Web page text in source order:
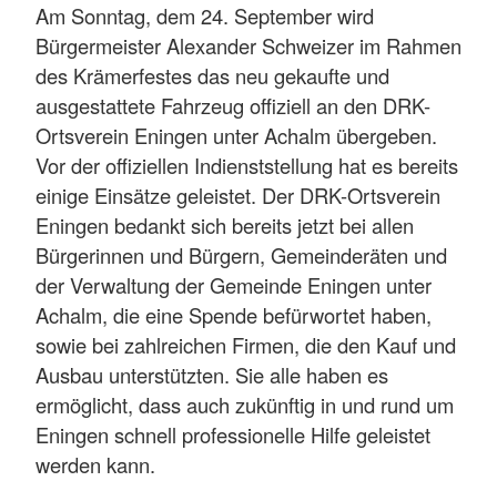
Am Sonntag, dem 24. September wird
Bürgermeister Alexander Schweizer im Rahmen
des Krämerfestes das neu gekaufte und
ausgestattete Fahrzeug offiziell an den DRK-
Ortsverein Eningen unter Achalm übergeben.
Vor der offiziellen Indienststellung hat es bereits
einige Einsätze geleistet. Der DRK-Ortsverein
Eningen bedankt sich bereits jetzt bei allen
Bürgerinnen und Bürgern, Gemeinderäten und
der Verwaltung der Gemeinde Eningen unter
Achalm, die eine Spende befürwortet haben,
sowie bei zahlreichen Firmen, die den Kauf und
Ausbau unterstützten. Sie alle haben es
ermöglicht, dass auch zukünftig in und rund um
Eningen schnell professionelle Hilfe geleistet
werden kann.